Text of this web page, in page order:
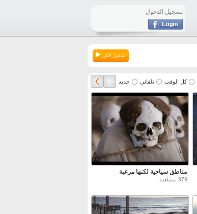
تسجيل الدخول
تشغيل الكل
كل الوقت تلقائي جديد
مناطق سياحية لكنها مرعبة
979 مشاهدة